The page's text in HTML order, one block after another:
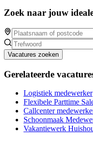
Zoek naar jouw
Vacatures zoeken
Gerelateerde
Logistiek medewerker
Flexibele Parttime
Callcenter
Schoonmaak
Vakantiewerk